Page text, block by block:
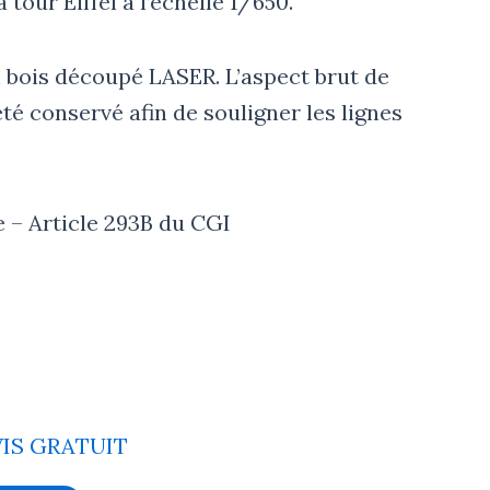
découpé LASER. L’aspect brut de
conservé afin de souligner les lignes
– Article 293B du CGI
GRATUIT